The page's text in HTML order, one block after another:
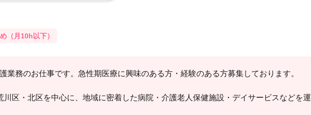
（月10h以下）
業務のお仕事です。急性期医療に興味のある方・経験のある方募集しております。
川区・北区を中心に、地域に密着した病院・介護老人保健施設・デイサービスなどを運